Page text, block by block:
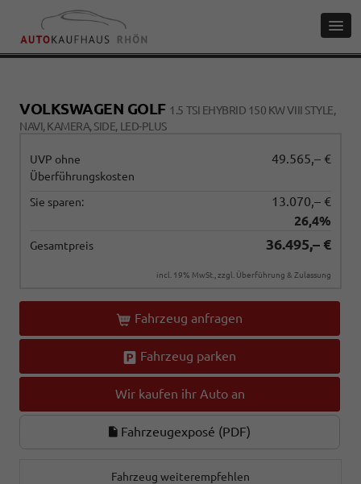
VOLKSWAGEN GOLF 1.5 TSI EHYBRID 150 KW VIII STYLE,
NAVI, KAMERA, SIDE, LED-PLUS
UVP ohne
Überführungskosten
49.565,– €
Sie sparen:
13.070,– €
26,4%
Gesamtpreis 36.495,– €
incl. 19% MwSt., zzgl. Überführung & Zulassung
Fahrzeug anfragen
Fahrzeug parken
Wir kaufen ihr Auto an
Fahrzeugexposé (PDF)
Fahrzeug weiterempfehlen